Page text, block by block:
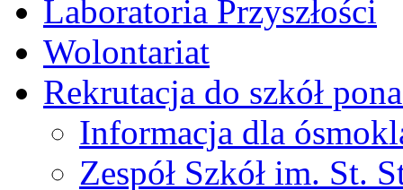
Laboratoria Przyszłości
Wolontariat
Rekrutacja do szkół
Informacja dla
Zespół Szkół im. St.